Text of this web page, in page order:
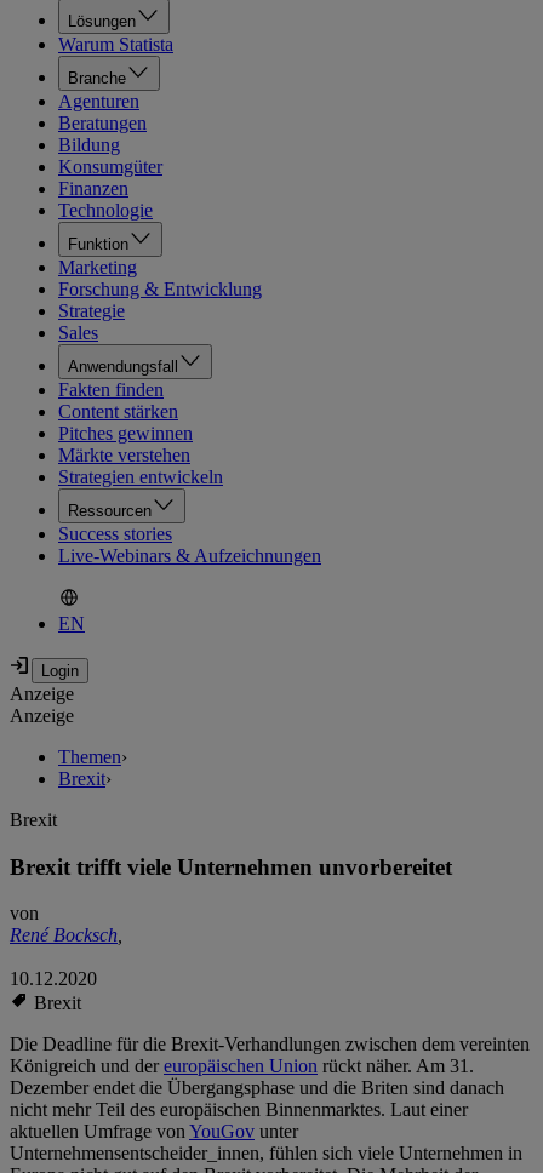
Lösungen
Warum Statista
Branche
Agenturen
Beratungen
Bildung
Konsumgüter
Finanzen
Technologie
Funktion
Marketing
Forschung & Entwicklung
Strategie
Sales
Anwendungsfall
Fakten finden
Content stärken
Pitches gewinnen
Märkte verstehen
Strategien entwickeln
Ressourcen
Success stories
Live-Webinars & Aufzeichnungen
EN
Anzeige
Anzeige
Themen›
Brexit›
Brexit
Brexit trifft viele Unternehmen unvorbereitet
von
René Bocksch,
10.12.2020
Brexit
Die Deadline für die Brexit-Verhandlungen zwischen dem vereinten
Königreich und dereuropäischen Union rückt näher. Am 31.
Dezember endet die Übergangsphase und die Briten sind danach
nicht mehr Teil des europäischen Binnenmarktes. Laut einer
aktuellen Umfrage vonYouGov unter
Unternehmensentscheider_innen, fühlen sich viele Unternehmen in